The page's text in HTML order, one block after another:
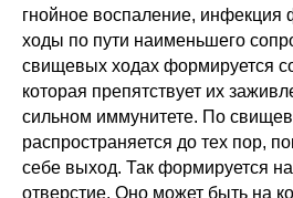
гнойное воспаление,
ходы по пути наименьшего
свищевых ходах формируется
которая препятствует их
сильном иммунитете. По
распространяется до тех пор,
себе выход. Так формируется
отверстие. Оно может быть на